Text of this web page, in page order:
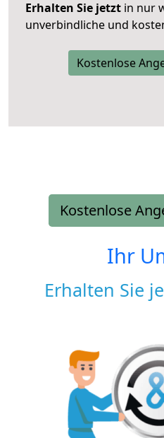
Erhalten Sie jetzt in nur
unverbindliche und
Kostenlose
Kostenlose
Ihr
Erhalten Sie